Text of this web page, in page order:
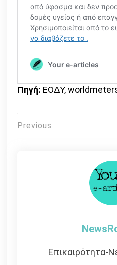
Πηγή: ΕΟΔΥ,
Πλοήγηση
Previous
Επικαιρότητα-